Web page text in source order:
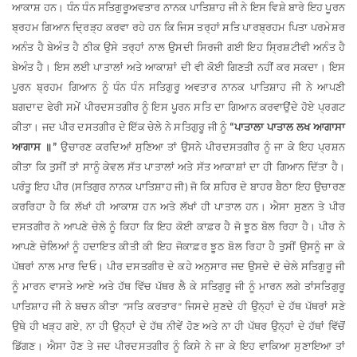
ਆਕਾਸ਼ ਹਨ। ਧੰਨ ਧੰਨ ਸਤਿਗੁਰੂਅਵਤਾਰ ਨਾਨਕ ਪਾਤਿਸ਼ਾਹ ਜੀ ਨੇ ਇਸ ਵਿਸ਼ੇ ਬਾਰੇ ਇਹ ਪੂਰਨ
ਬ੍ਰਹਮ ਗਿਆਨ ਦ੍ਰਿੜ੍ਹ ਕਰਵਾ ਰਹੇ ਹਨ ਕਿ ਜਿਸ ਤਰ੍ਹਾਂ ਸਤਿ ਪਾਰਬ੍ਰਹਮ ਪਿਤਾ ਪਰਮੇਸ਼ਰ
ਅਨੰਤ ਹੈ ਬੇਅੰਤ ਹੈ ਠੀਕ ਉਸੇ ਤਰ੍ਹਾਂ ਨਾਲ ਉਸਦੀ ਸਿਰਜੀ ਗਈ ਇਹ ਸ੍ਰਿਸ਼ਟੀਵੀ ਅਨੰਤ ਹੈ
ਬੇਅੰਤ ਹੈ । ਇਸ ਲਈ ਪਾਤਾਲਾਂ ਅਤੇ ਆਕਾਸ਼ਾਂ ਦੀ ਵੀ ਕੋਈ ਗਿਣਤੀ ਨਹੀਂ ਕਰ ਸਕਦਾ । ਇਸ
ਪੂਰਨ ਬ੍ਰਹਮ ਗਿਆਨ ਨੂੰ ਧੰਨ ਧੰਨ ਸਤਿਗੁਰੂ ਅਵਤਾਰ ਨਾਨਕ ਪਾਤਿਸ਼ਾਹ ਜੀ ਨੇ ਆਪਣੀ
ਬਗਦਾਦ ਫੇਰੀ ਸਮੇਂ ਪੀਰਦਸਤਗੀਰ ਨੂੰ ਇਸ ਪੂਰਨ ਸਤਿ ਦਾ ਗਿਆਨ ਕਰਵਾਉਂਦੇ ਹੋਏ ਪ੍ਰਗਟ
ਕੀਤਾ । ਜਦ ਪੀਰ ਦਸਤਗੀਰ ਦੇ ਇੱਕ ਚੇਲੇ ਨੇ ਸਤਿਗੁਰੂ ਜੀ ਨੂੰ “ਪਾਤਾਲਾ ਪਾਤਾਲ ਲਖ ਆਗਾਸਾ
ਆਗਾਸ ॥ ” ਉਚਾਰਣ ਕਰਦਿਆਂ ਸੁਣਿਆ ਤਾਂ ਉਸਨੇ ਪੀਰਦਸਤਗੀਰ ਨੂੰ ਜਾ ਕੇ ਇਹ ਪ੍ਰਸ਼ਨ
ਕੀਤਾ ਕਿ ਤੁਸੀਂ ਤਾਂ ਸਾਨੂੰ ਕੇਵਲ ਸੱਤ ਪਾਤਾਲਾਂ ਅਤੇ ਸੱਤ ਆਕਾਸ਼ਾਂ ਦਾ ਹੀ ਗਿਆਨ ਦਿੱਤਾ ਹੈ।
ਪਰੰਤੂ ਇਹ ਪੀਰ (ਸਤਿਗੁਰ ਨਾਨਕ ਪਾਤਿਸ਼ਾਹ ਜੀ)ਜੋ ਕਿ ਸ਼ਹਿਰ ਦੇ ਬਾਹਰ ਬੈਠਾ ਇਹ ਉਚਾਰਣ
ਕਰਰਿਹਾ ਹੈ ਕਿ ਲੱਖਾਂ ਹੀ ਆਕਾਸ਼ ਹਨ ਅਤੇ ਲੱਖਾਂ ਹੀ ਪਾਤਾਲ ਹਨ। ਐਸਾ ਸੁਣਨ ਤੇ ਪੀਰ
ਦਸਤਗੀਰ ਨੇ ਆਪਣੇ ਚੇਲੇ ਨੂੰ ਕਿਹਾ ਕਿ ਇਹ ਕੋਈ ਕਾਫ਼ਰ ਹੈ ਜੋ ਝੂਠ ਬੋਲ ਰਿਹਾ ਹੈ। ਪੀਰ ਨੇ
ਆਪਣੇ ਚੇਲਿਆਂ ਨੂੰ ਹਦਾਇਤ ਕੀਤੀ ਕੀ ਇਹ ਜੋਕਾਫ਼ਰ ਝੂਠ ਬੋਲ ਰਿਹਾ ਹੈ ਤੁਸੀਂ ਉਸਨੂੰ ਜਾ ਕੇ
ਪੱਥਰਾਂ ਨਾਲ ਮਾਰ ਦਿਓ। ਪੀਰ ਦਸਤਗੀਰ ਦੇ ਕਹੇ ਅਨੁਸਾਰ ਜਦ ਉਸਦੇ ਦੋ ਚੇਲੇ ਸਤਿਗੁਰੂ ਜੀ
ਨੂੰ ਮਾਰਨ ਵਾਸਤੇ ਆਏ ਅਤੇ ਹੱਥ ਵਿੱਚ ਪੱਥਰ ਲੈ ਕੇ ਸਤਿਗੁਰੂ ਜੀ ਨੂੰ ਮਾਰਨ ਲਗੇ ਤਾਂਸਤਿਗੁਰੂ
ਪਾਤਿਸ਼ਾਹ ਜੀ ਨੇ ਬਚਨ ਕੀਤਾ “ਸਤਿ ਕਰਤਾਰ”ਜਿਸਦੇ ਸੁਣਦੇ ਹੀ ਉਨ੍ਹਾਂ ਦੇ ਹੱਥ ਪੱਥਰਾਂ ਸਣੇ
ਉਥੇ ਹੀ ਖੜ੍ਹ ਗਏ, ਨਾ ਹੀ ਉਨ੍ਹਾਂ ਦੇ ਹੱਥ ਨੀਵੇਂ ਹੋਣ ਅਤੇ ਨਾ ਹੀ ਪੱਥਰ ਉਨ੍ਹਾਂ ਦੇ ਹੱਥਾਂ ਵਿੱਚੋਂ
ਡਿੱਗਣ। ਐਸਾ ਹੋਣ ਤੇ ਜਦ ਪੀਰਦਸਤਗੀਰ ਨੂੰ ਕਿਸੇ ਨੇ ਜਾ ਕੇ ਇਹ ਵਾਕਿਆ ਸੁਣਾਇਆ ਤਾਂ